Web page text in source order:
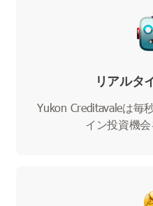
リアルタ
Yukon Creditavaleは毎
イン投資機会